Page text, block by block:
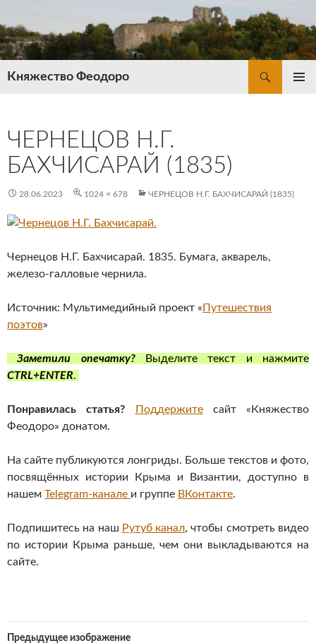
к
содержимому
Княжество Феодоро
Поиск
ЧЕРНЕЦОВ Н.Г.
БАХЧИСАРАЙ (1835)
28.06.2023 1024 × 678 ЧЕРНЕЦОВ Н.Г. БАХЧИСАРАЙ (1835)
Чернецов Н.Г. Бахчисарай. 1835. Бумага, акварель,
железо-галловые чернила.
Источник: Мультимедийный проект « Путешествия
поэтов»
Заметили опечатку?Выделите текст и нажмите
CTRL+ENTER.
Понравилась статья? Поддержитесайт «Княжество
Феодоро» донатом.
На сайте публикуются лонгриды. Больше текстов и фото,
посвящённых истории Крыма и Византии, доступно в
нашем Telegram-канале и группе ВКонтакте.
Подпишитесь на наш Рутуб канал, чтобы смотреть видео
по истории Крыма раньше, чем они выкладываются на
сайте.
Предыдущее изображение